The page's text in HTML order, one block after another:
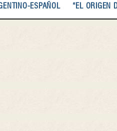
ESPAÑOL “EL ORIGEN